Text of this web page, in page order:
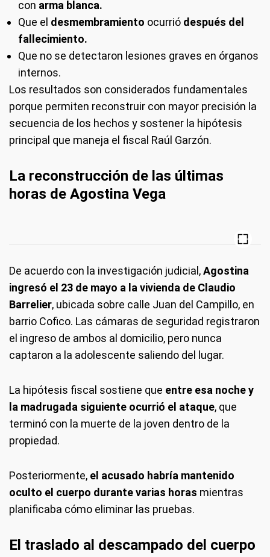
con arma blanca.
Que el desmembramiento ocurrió después del
fallecimiento.
Que no se detectaron lesiones graves en órganos
internos.
Los resultados son considerados fundamentales
porque permiten reconstruir con mayor precisión la
secuencia de los hechos y sostener la hipótesis
principal que maneja el fiscal Raúl Garzón.
La reconstrucción de las últimas
horas de Agostina Vega
De acuerdo con la investigación judicial,Agostina
ingresó el 23 de mayo a la vivienda de Claudio
Barrelier, ubicada sobre calle Juan del Campillo, en
barrio Cofico. Las cámaras de seguridad registraron
el ingreso de ambos al domicilio, pero nunca
captaron a la adolescente saliendo del lugar.
La hipótesis fiscal sostiene que entre esa noche y
la madrugada siguiente ocurrió el ataque, que
terminó con la muerte de la joven dentro de la
propiedad.
Posteriormente, el acusado habría mantenido
oculto el cuerpo durante varias horas mientras
planificaba cómo eliminar las pruebas.
El traslado al descampado del cuerpo